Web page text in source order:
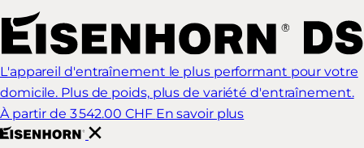
L'appareil d'entraînement le plus performant pour votre
domicile. Plus de poids, plus de variété d'entraînement.
À partir de 3 542.00 CHF En savoir plus